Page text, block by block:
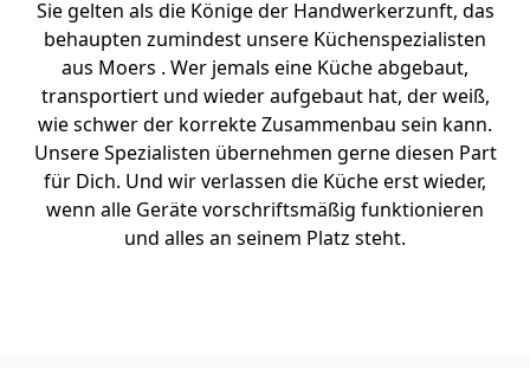
Sie gelten als die Könige der Handwerkerzunft, das
behaupten zumindest unsere Küchenspezialisten
aus Moers . Wer jemals eine Küche abgebaut,
transportiert und wieder aufgebaut hat, der weiß,
wie schwer der korrekte Zusammenbau sein kann.
Unsere Spezialisten übernehmen gerne diesen Part
für Dich. Und wir verlassen die Küche erst wieder,
wenn alle Geräte vorschriftsmäßig funktionieren
und alles an seinem Platz steht.